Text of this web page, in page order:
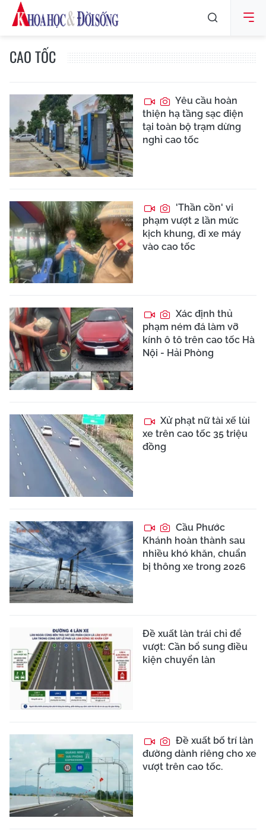
CAO TỐC
Yêu cầu hoàn
thiện hạ tầng sạc điện
tại toàn bộ trạm dừng
nghỉ cao tốc
'Thần cồn' vi
phạm vượt 2 lần mức
kịch khung, đi xe máy
vào cao tốc
Xác định thủ
phạm ném đá làm vỡ
kính ô tô trên cao tốc Hà
Nội - Hải Phòng
Xử phạt nữ tài xế lùi
xe trên cao tốc 35 triệu
đồng
Cầu Phước
Khánh hoàn thành sau
nhiều khó khăn, chuẩn
bị thông xe trong 2026
Đề xuất làn trái chỉ để
vượt: Cần bổ sung điều
kiện chuyển làn
Đề xuất bố trí làn
đường dành riêng cho xe
vượt trên cao tốc.